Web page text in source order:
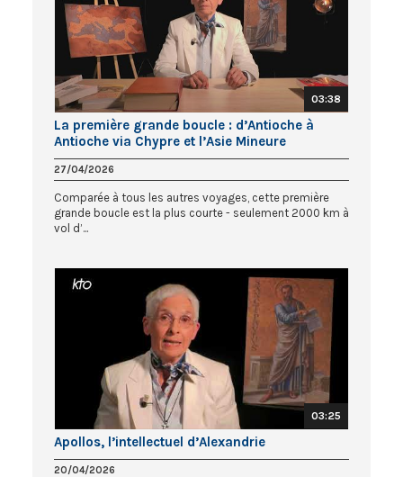
03:38
La première grande boucle : d’Antioche à
Antioche via Chypre et l’Asie Mineure
27/04/2026
Comparée à tous les autres voyages, cette première
grande boucle est la plus courte - seulement 2000 km à
vol d’...
03:25
Apollos, l’intellectuel d’Alexandrie
20/04/2026